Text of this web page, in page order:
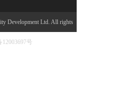
Development Ltd. All rights
号